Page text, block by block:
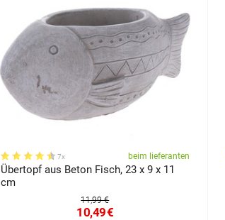
7x beim lieferanten
Übertopf aus Beton Fisch, 23 x 9 x 11
cm
11,99 €
10,49€